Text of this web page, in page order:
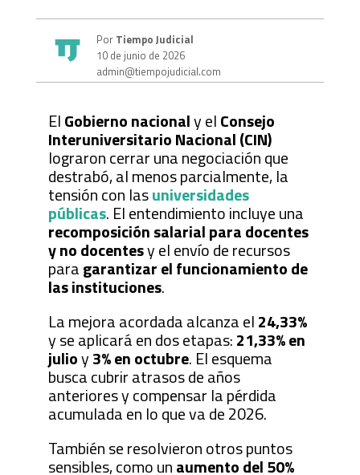
PorTiempo Judicial
10 de junio de 2026
admin@tiempojudicial.com
ElGobierno nacionaly elConsejo
Interuniversitario Nacional (CIN)
lograron cerrar una negociación que
destrabó, al menos parcialmente, la
tensión con lasuniversidades
públicas. El entendimiento incluye una
recomposición salarial para docentes
y no docentesy el envío de recursos
paragarantizar el funcionamiento de
las instituciones.
La mejora acordada alcanza el24,33%
y se aplicará en dos etapas:21,33% en
julioy3% en octubre. El esquema
busca cubrir atrasos de años
anteriores y compensar la pérdida
acumulada en lo que va de 2026.
También se resolvieron otros puntos
sensibles, como unaumento del 50%